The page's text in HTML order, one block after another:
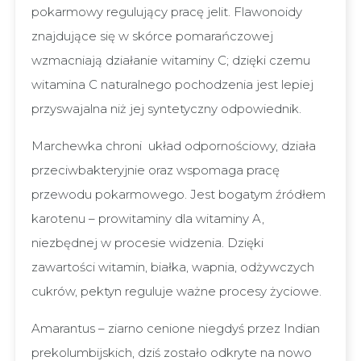
pokarmowy regulujący pracę jelit. Flawonoidy
znajdujące się w skórce pomarańczowej
wzmacniają działanie witaminy C; dzięki czemu
witamina C naturalnego pochodzenia jest lepiej
przyswajalna niż jej syntetyczny odpowiednik.
Marchewka chroni układ odpornościowy, działa
przeciwbakteryjnie oraz wspomaga pracę
przewodu pokarmowego. Jest bogatym źródłem
karotenu – prowitaminy dla witaminy A,
niezbędnej w procesie widzenia. Dzięki
zawartości witamin, białka, wapnia, odżywczych
cukrów, pektyn reguluje ważne procesy życiowe.
Amarantus – ziarno cenione niegdyś przez Indian
prekolumbijskich, dziś zostało odkryte na nowo